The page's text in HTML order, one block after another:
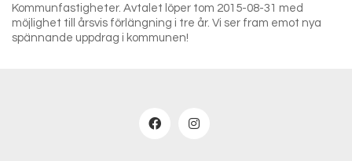
Kommunfastigheter. Avtalet löper tom 2015-08-31 med
möjlighet till årsvis förlängning i tre år. Vi ser fram emot nya
spännande uppdrag i kommunen!